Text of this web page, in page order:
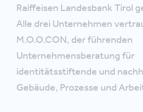
Raiffeisen Landesbank Tirol
Alle drei Unternehmen
M.O.O.CON, der führenden
Unternehmensberatung für
identitätsstiftende und
Gebäude, Prozesse und